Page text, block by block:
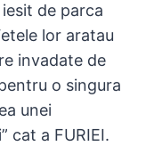
de parca
lor aratau
invadate de
o singura
unei
cat a FURIEI.